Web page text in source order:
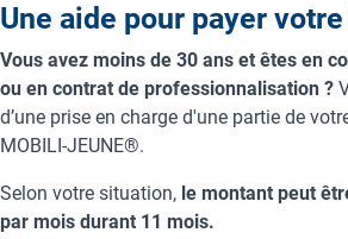
Une aide pour payer
Vous avez moins de 30 ans et êtes en
ou en contrat de professionnalisation ?
d’une prise en charge d'une partie de
MOBILI-JEUNE®.
Selon votre situation, le montant peut
par mois durant 11 mois.